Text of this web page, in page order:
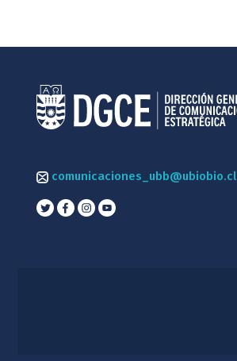
comunicaciones_ubb@ubiobio.cl